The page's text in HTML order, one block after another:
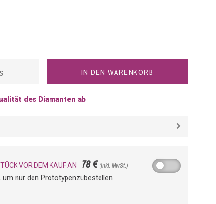
IN DEN WARENKORB
des Diamanten ab
VOR DEM KAUF AN 78 €(inkl. MwSt.)
um nur den Prototypenzubestellen